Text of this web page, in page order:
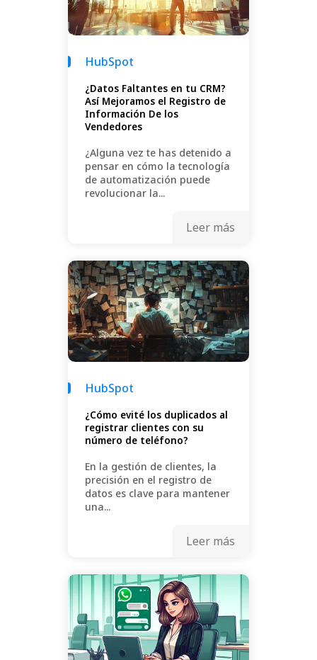
HubSpot
¿Datos Faltantes en tu CRM?
Así Mejoramos el Registro de
Información De los
Vendedores
¿Alguna vez te has detenido a
pensar en cómo la tecnología
de automatización puede
revolucionar la...
Leer más
HubSpot
¿Cómo evité los duplicados al
registrar clientes con su
número de teléfono?
En la gestión de clientes, la
precisión en el registro de
datos es clave para mantener
una...
Leer más